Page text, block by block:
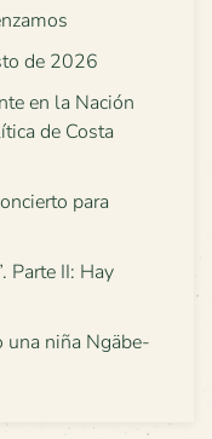
de 2026
en la Nación
de Costa
para
Parte II: Hay
una niña Ngäbe-